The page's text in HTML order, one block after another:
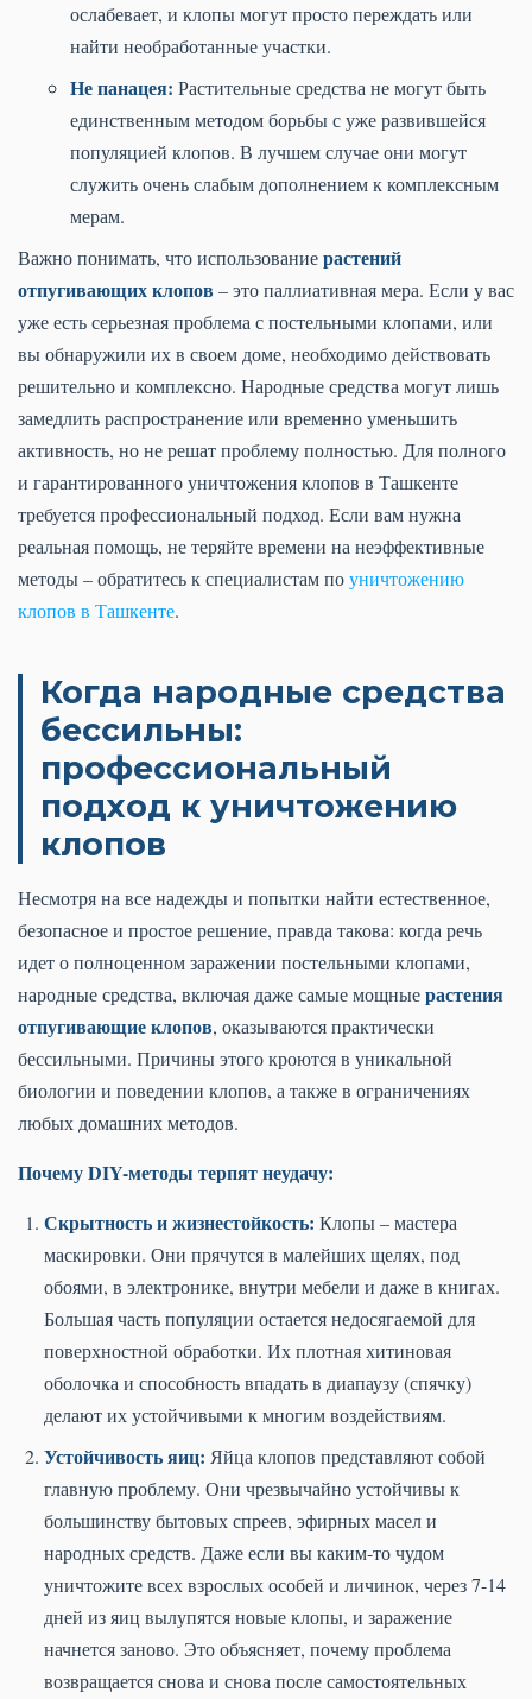
ослабевает, и клопы могут просто переждать или
найти необработанные участки.
Не панацея: Растительные средства не могут быть
единственным методом борьбы с уже развившейся
популяцией клопов. В лучшем случае они могут
служить очень слабым дополнением к комплексным
мерам.
Важно понимать, что использованиерастений
отпугивающих клопов – это паллиативная мера. Если у вас
уже есть серьезная проблема с постельными клопами, или
вы обнаружили их в своем доме, необходимо действовать
решительно и комплексно. Народные средства могут лишь
замедлить распространение или временно уменьшить
активность, но не решат проблему полностью. Для полного
и гарантированного уничтожения клопов в Ташкенте
требуется профессиональный подход. Если вам нужна
реальная помощь, не теряйте времени на неэффективные
методы – обратитесь к специалистам поуничтожению
клопов в Ташкенте.
Когда народные средства
бессильны:
профессиональный
подход к уничтожению
клопов
Несмотря на все надежды и попытки найти естественное,
безопасное и простое решение, правда такова: когда речь
идет о полноценном заражении постельными клопами,
народные средства, включая даже самые мощныерастения
отпугивающие клопов, оказываются практически
бессильными. Причины этого кроются в уникальной
биологии и поведении клопов, а также в ограничениях
любых домашних методов.
Почему DIY-методы терпят неудачу:
Скрытность и жизнестойкость: Клопы – мастера
маскировки. Они прячутся в малейших щелях, под
обоями, в электронике, внутри мебели и даже в книгах.
Большая часть популяции остается недосягаемой для
поверхностной обработки. Их плотная хитиновая
оболочка и способность впадать в диапаузу (спячку)
делают их устойчивыми к многим воздействиям.
Устойчивость яиц: Яйца клопов представляют собой
главную проблему. Они чрезвычайно устойчивы к
большинству бытовых спреев, эфирных масел и
народных средств. Даже если вы каким-то чудом
уничтожите всех взрослых особей и личинок, через 7-14
дней из яиц вылупятся новые клопы, и заражение
начнется заново. Это объясняет, почему проблема
возвращается снова и снова после самостоятельных